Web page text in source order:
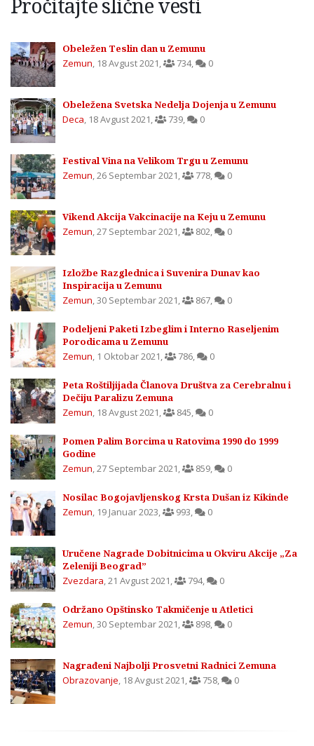
Obeležen Teslin dan u Zemunu
Zemun, 18 Avgust 2021, 734, 0
Obeležena Svetska Nedelja Dojenja u Zemunu
Deca, 18 Avgust 2021, 739, 0
Festival Vina na Velikom Trgu u Zemunu
Zemun,26 Septembar 2021, 778, 0
Vikend Akcija Vakcinacije na Keju u Zemunu
Zemun,27 Septembar 2021, 802, 0
Izložbe Razglednica i Suvenira Dunav kao
Inspiracija u Zemunu
Zemun,30 Septembar 2021, 867, 0
Podeljeni Paketi Izbeglim i Interno Raseljenim
Porodicama u Zemunu
Zemun, 1 Oktobar 2021, 786, 0
Peta Roštiljijada Članova Društva za Cerebralnu i
Dečiju Paralizu Zemuna
Zemun, 18 Avgust 2021, 845, 0
Pomen Palim Borcima u Ratovima 1990 do 1999
Godine
Zemun,27 Septembar 2021, 859, 0
Nosilac Bogojavljenskog Krsta Dušan iz Kikinde
Zemun, 19 Januar 2023, 993, 0
Uručene Nagrade Dobitnicima u Okviru Akcije „Za
Zeleniji Beograd”
Zvezdara,21 Avgust 2021, 794, 0
Održano Opštinsko Takmičenje u Atletici
Zemun,30 Septembar 2021, 898, 0
Nagrađeni Najbolji Prosvetni Radnici Zemuna
Obrazovanje, 18 Avgust 2021, 758, 0